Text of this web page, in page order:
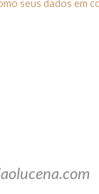
seus dados em